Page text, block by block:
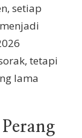
setiap
tetapi
lama